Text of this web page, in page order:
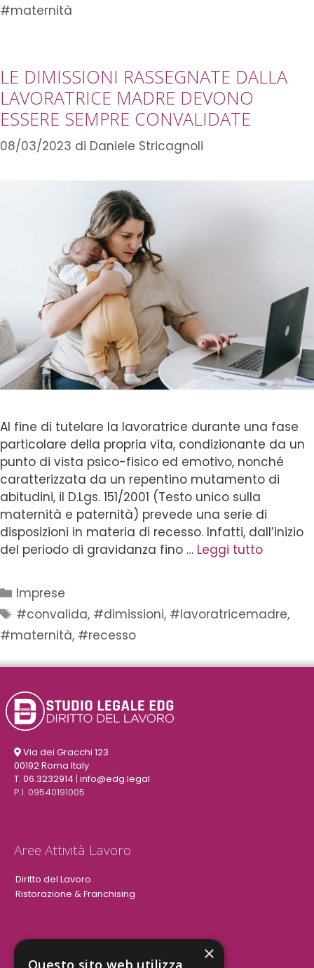
#maternità
LE DIMISSIONI RASSEGNATE DALLA
LAVORATRICE MADRE DEVONO
ESSERE SEMPRE CONVALIDATE
08/03/2023 di Daniele Stricagnoli
Al fine di tutelare la lavoratrice durante una fase
particolare della propria vita, condizionante da un
punto di vista psico-fisico ed emotivo, nonché
caratterizzata da un repentino mutamento di
abitudini, il D.Lgs. 151/2001 (Testo unico sulla
maternità e paternità) prevede una serie di
disposizioni in materia di recesso. Infatti, dall’inizio
del periodo di gravidanza fino … Leggi tutto
Imprese
#convalida, #dimissioni, #lavoratricemadre,
#maternità, #recesso
Via dei Gracchi 123
00192 Roma Italy
T. 06.3232914 | info@edg.legal
P.I. 09540191005
Aree Attività Lavoro
Diritto del Lavoro
Ristorazione & Franchising
Aree Attività Civile ×
Questo sito web utilizza